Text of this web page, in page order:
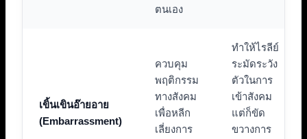
ตนเอง
เขิ้นเขินอ๊ายอาย
(Embarrassment)
ควบคุม
พฤติกรรม
ทางสังคม
เพื่อหลีก
เลี่ยงการ
ทำให้ไรลีย์
ระมัดระวัง
ตัวในการ
เข้าสังคม
แต่ก็ขัด
ขวางการ